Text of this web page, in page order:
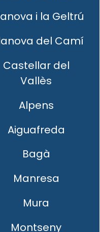
i la Geltrú
del Camí
Castellar del
Vallès
Alpens
Aiguafreda
Bagà
Manresa
Mura
Montseny